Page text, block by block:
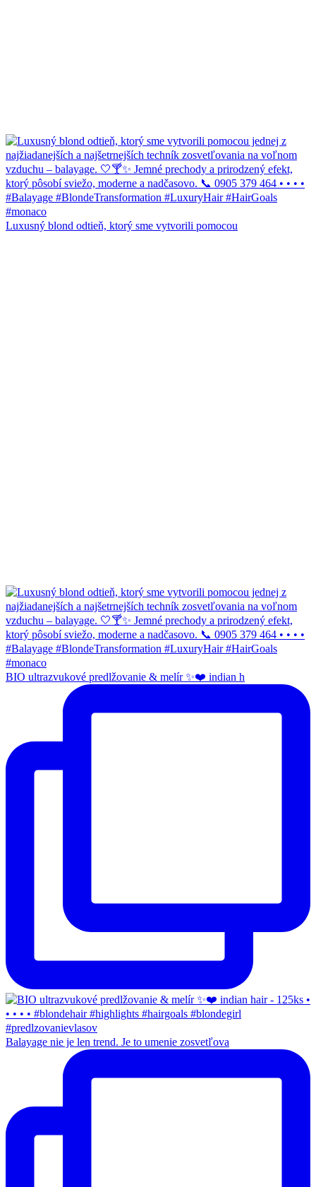
Luxusný blond odtieň, ktorý sme vytvorili pomocou
BIO ultrazvukové predlžovanie & melír ✨❤️ indian h
Balayage nie je len trend. Je to umenie zosvetľova